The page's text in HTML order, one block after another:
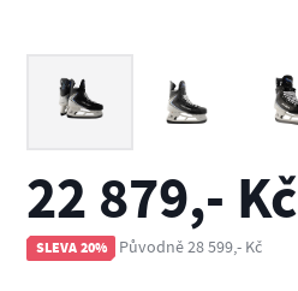
22 879,- Kč
SLEVA 20% Původně 28 599,- Kč